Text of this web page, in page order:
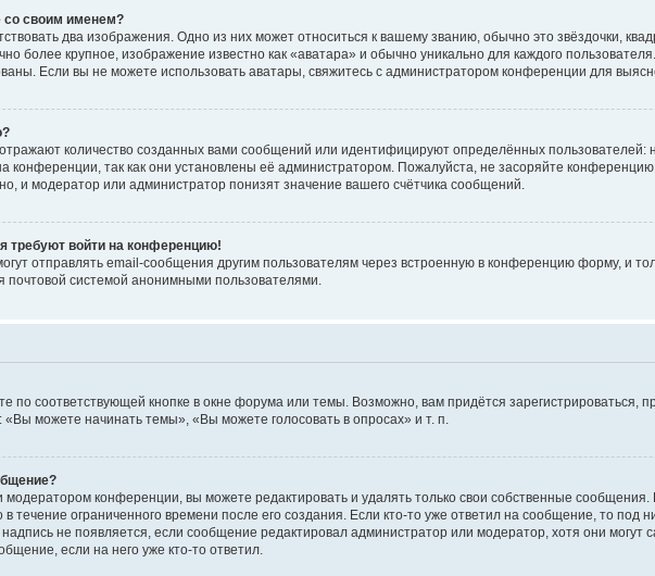
со своим именем?
два изображения. Одно из них может относиться к вашему званию, обычно это звёздочки,
более крупное, изображение известно как «аватара» и обычно уникально для каждого
Если вы не можете использовать аватары, свяжитесь с администратором конференции для
количество созданных вами сообщений или идентифицируют определённых
конференции, так как они установлены её администратором. Пожалуйста, не засоряйте
и модератор или администратор понизят значение вашего счётчика сообщений.
требуют войти на конференцию!
отправлять email-сообщения другим пользователям через встроенную в конференцию форму, и
почтовой системой анонимными пользователями.
по соответствующей кнопке в окне форума или темы. Возможно, вам придётся зарегистрироваться,
можете начинать темы», «Вы можете голосовать в опросах» и т. п.
конференции, вы можете редактировать и удалять только свои собственные
течение ограниченного времени после его создания. Если кто-то уже ответил на сообщение, то под
не появляется, если сообщение редактировал администратор или модератор, хотя они
если на него уже кто-то ответил.